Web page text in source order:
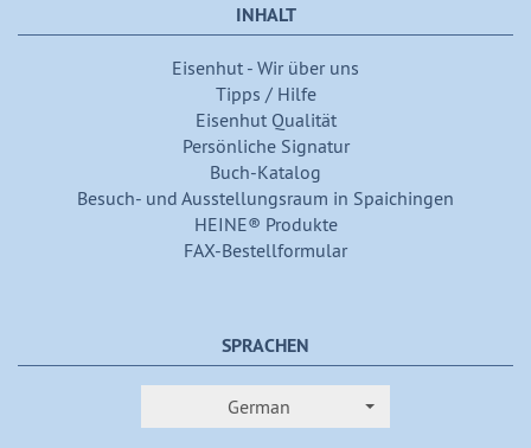
INHALT
Eisenhut - Wir über uns
Tipps / Hilfe
Eisenhut Qualität
Persönliche Signatur
Buch-Katalog
Besuch- und Ausstellungsraum in Spaichingen
HEINE® Produkte
FAX-Bestellformular
SPRACHEN
German